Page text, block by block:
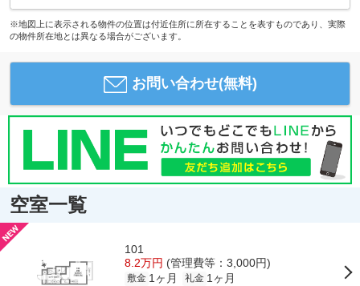
※地図上に表示される物件の位置は付近住所に所在することを表すものであり、実際
の物件所在地とは異なる場合がございます。
お問い合わせ(無料)
空室一覧
101
8.2万円 (管理費等：3,000円)
敷金 1ヶ月 礼金 1ヶ月